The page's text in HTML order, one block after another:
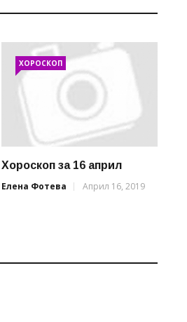
ХОРОСКОП
Хороскоп за 16 април
Елена Фотева
Април 16, 2019